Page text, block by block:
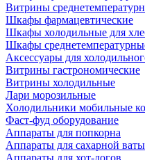
Витрины
Шкафы фармацевтические
Шкафы холодильные для
Шкафы
Аксессуары для
Витрины гастрономические
Витрины холодильные
Лари морозильные
Холодильники мобильные
Фаст-фуд оборудование
Аппараты для попкорна
Аппараты для сахарной ваты
Аппараты для хот-догов